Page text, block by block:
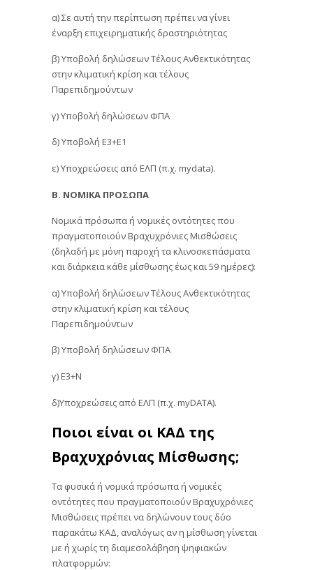
α) Σε αυτή την περίπτωση πρέπει να γίνει
έναρξη επιχειρηματικής δραστηριότητας
β) Υποβολή δηλώσεων Τέλους Ανθεκτικότητας
στην κλιματική κρίση και τέλους
Παρεπιδημούντων
γ) Υποβολή δηλώσεων ΦΠΑ
δ) Υποβολή Ε3+Ε1
ε) Υποχρεώσεις από ΕΛΠ (π.χ. mydata).
Β. ΝΟΜΙΚΑ ΠΡΟΣΩΠΑ
Νομικά πρόσωπα ή νομικές οντότητες που
πραγματοποιούν Βραχυχρόνιες Μισθώσεις
(δηλαδή με μόνη παροχή τα κλινοσκεπάσματα
και διάρκεια κάθε μίσθωσης έως και 59 ημέρες):
α) Υποβολή δηλώσεων Τέλους Ανθεκτικότητας
στην κλιματική κρίση και τέλους
Παρεπιδημούντων
β) Υποβολή δηλώσεων ΦΠΑ
γ) Ε3+Ν
δ)Υποχρεώσεις από ΕΛΠ (π.χ. myDATA).
Ποιοι είναι οι ΚΑΔ της
Βραχυχρόνιας Μίσθωσης;
Τα φυσικά ή νομικά πρόσωπα ή νομικές
οντότητες που πραγματοποιούν Βραχυχρόνιες
Μισθώσεις πρέπει να δηλώνουν τους δύο
παρακάτω ΚΑΔ, αναλόγως αν η μίσθωση γίνεται
με ή χωρίς τη διαμεσολάβηση ψηφιακών
πλατφορμών: